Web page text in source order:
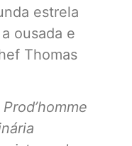
estrela
ousada e
Thomas